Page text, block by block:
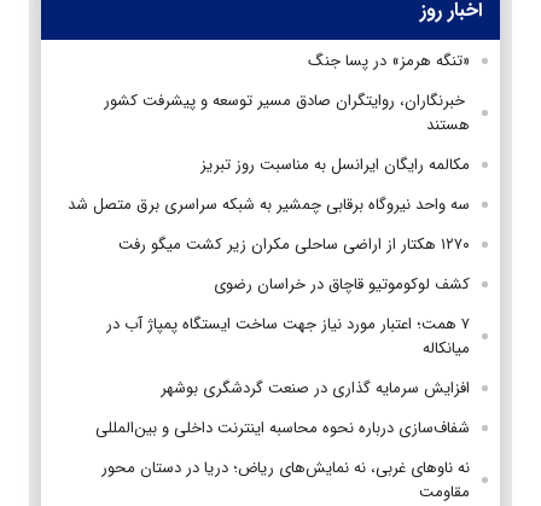
اخبار روز
«تنگه هرمز» در پسا جنگ
‌ خبرنگاران، روایتگران صادق مسیر توسعه و پیشرفت کشور
هستند
مکالمه رایگان ایرانسل به مناسبت روز تبریز
سه واحد نیروگاه برقابی چمشیر به شبکه سراسری برق متصل شد
۱۲۷۰ هکتار از اراضی ساحلی مکران زیر کشت میگو رفت
کشف لوکوموتیو قاچاق در خراسان رضوی
۷ همت؛ اعتبار مورد نیاز جهت ساخت ایستگاه پمپاژ آب در
میانکاله
افزایش سرمایه گذاری در صنعت گردشگری بوشهر
شفاف‌سازی درباره نحوه محاسبه اینترنت داخلی و بین‌المللی
نه ناوهای غربی، نه نمایش‌های ریاض؛ دریا در دستان محور
مقاومت